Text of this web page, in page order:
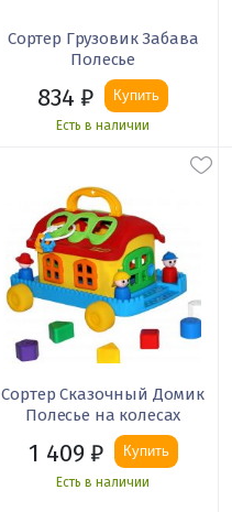
Сортер Грузовик Забава
Полесье
834 ₽ Купить
Есть в наличии
Сортер Сказочный Домик
Полесье на колесах
1 409₽ Купить
Есть в наличии